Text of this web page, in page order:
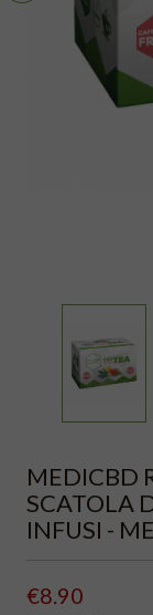
MEDICBD
SCATOLA
INFUSI -
€8.90